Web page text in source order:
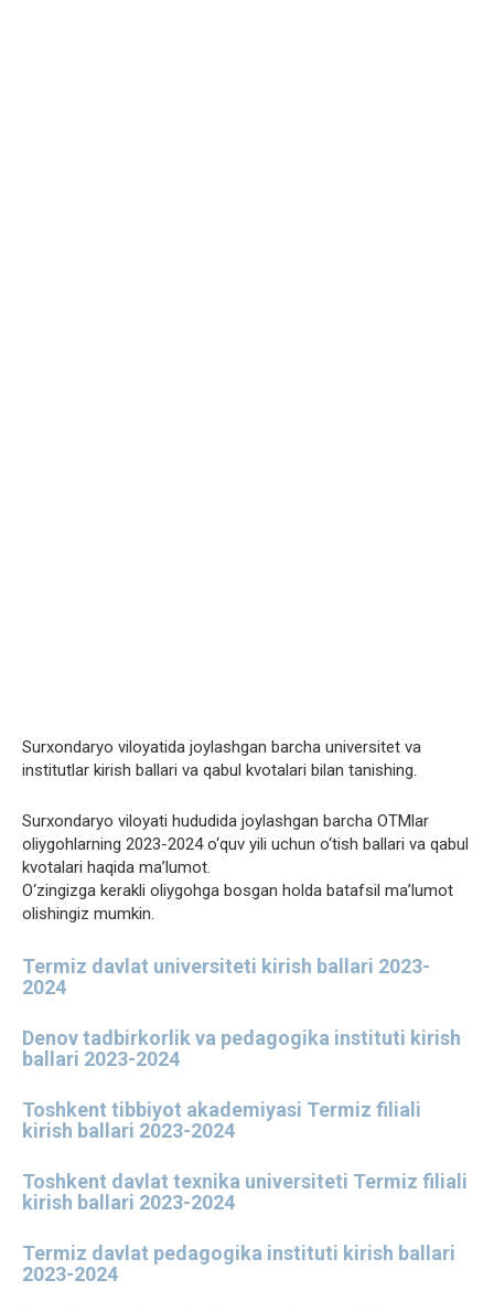
Surxondaryo viloyatida joylashgan barcha universitet va
institutlar kirish ballari va qabul kvotalari bilan tanishing.
Surxondaryo viloyati hududida joylashgan barcha OTMlar
oliygohlarning 2023-2024 o‘quv yili uchun o‘tish ballari va qabul
kvotalari haqida ma’lumot.
O‘zingizga kerakli oliygohga bosgan holda batafsil ma’lumot
olishingiz mumkin.
Termiz davlat universiteti kirish ballari 2023-
2024
Denov tadbirkorlik va pedagogika instituti kirish
ballari 2023-2024
Toshkent tibbiyot akademiyasi Termiz filiali
kirish ballari 2023-2024
Toshkent davlat texnika universiteti Termiz filiali
kirish ballari 2023-2024
Termiz davlat pedagogika instituti kirish ballari
2023-2024